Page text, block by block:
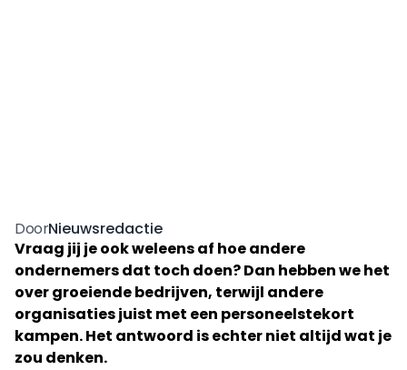
DoorNieuwsredactie
Vraag jij je ook weleens af hoe andere
ondernemers dat toch doen? Dan hebben we het
over groeiende bedrijven, terwijl andere
organisaties juist met een personeelstekort
kampen. Het antwoord is echter niet altijd wat je
zou denken.